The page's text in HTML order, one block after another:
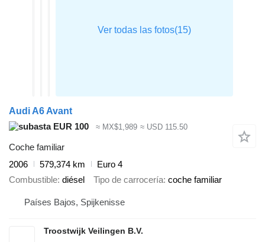
Audi A6 Avant
EUR 100
≈ MX$1,989 ≈ USD 115.50
Coche familiar
2006
579,374 km
Euro 4
Combustible diésel Tipo de carrocería coche familiar
Países Bajos, Spijkenisse
Troostwijk Veilingen B.V.